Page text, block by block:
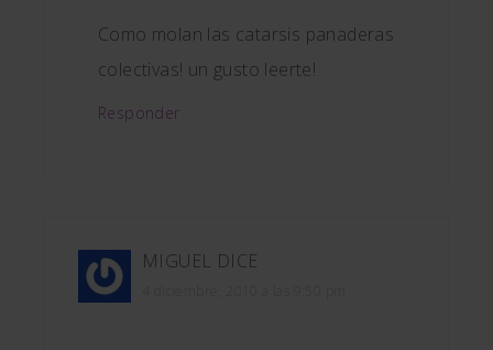
Como molan las catarsis panaderas
colectivas! un gusto leerte!
Responder
MIGUEL DICE